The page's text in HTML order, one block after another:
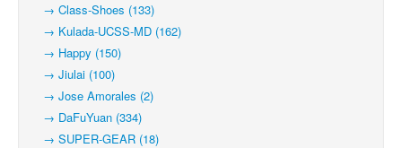
→ Class-Shoes (133)
→ Kulada-UCSS-MD (162)
→ Happy (150)
→ Jiulai (100)
→ Jose Amorales (2)
→ DaFuYuan (334)
→ SUPER-GEAR (18)